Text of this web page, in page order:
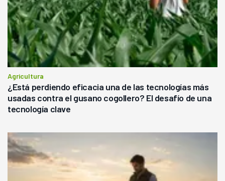
Agricultura
¿Está perdiendo eficacia una de las tecnologías más
usadas contra el gusano cogollero? El desafío de una
tecnología clave